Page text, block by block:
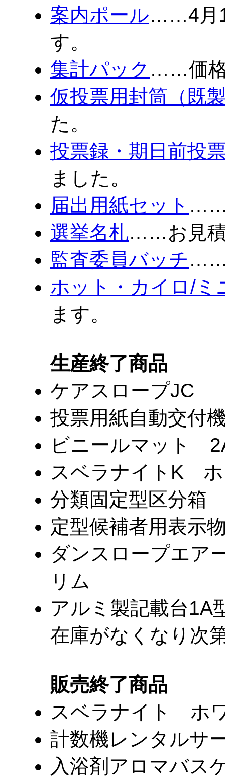
案内ポール……4月1
す。
集計パック ……価格
仮投票用封筒（既
た。
投票録・期日前投
ました。
届出用紙セット ……
選挙名札……お見積
監査委員バッチ ……
ホット・カイロ/ミ
ます。
生産終了商品
ケアスロープJC
投票用紙自動交付
ビニールマット
スベラナイトK
分類固定型区分箱
定型候補者用表示
ダンスロープエア
リム
アルミ製記載台
在庫がなくなり次
販売終了商品
スベラナイト ホ
計数機レンタルサ
入浴剤アロマバス